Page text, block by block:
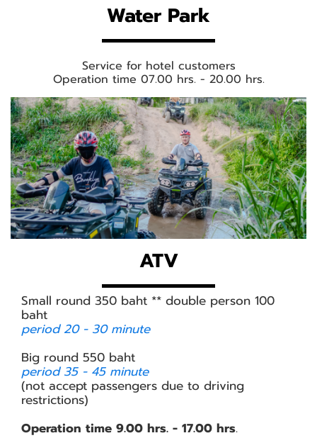
Water Park
Service for hotel customers
Operation time 07.00 hrs. - 20.00 hrs.
ATV
Small round 350 baht ** double person 100
baht
period 20 - 30 minute
Big round 550 baht
period 35 - 45 minute
(not accept passengers due to driving
restrictions)
Operation time 9.00 hrs. - 17.00 hrs.